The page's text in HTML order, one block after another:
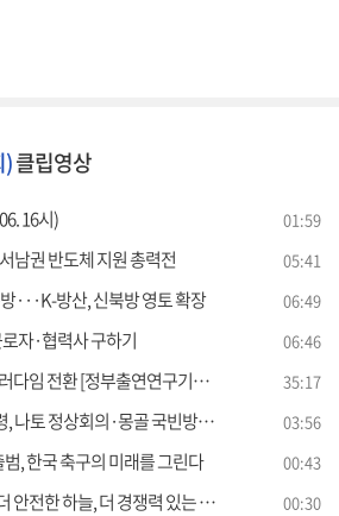
)클립영상
16시) 01:59
남권 반도체 지원 총력전 05:41
···K-방산, 신북방 영토 확장 06:49
자·협력사 구하기 06:46
부출연연구기관과 함께하는 정책 수다] 35:17
회의·몽골 국빈방문 [외신에 비친 한국] 03:56
, 한국 축구의 미래를 그린다 00:43
한 하늘, 더 경쟁력 있는 K-항공" 00:30